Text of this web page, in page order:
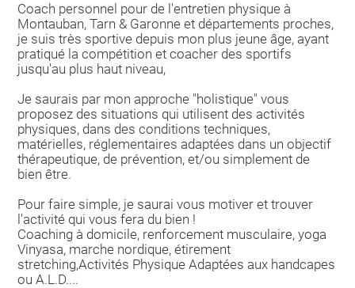
Coach personnel pour de l'entretien physique à
Montauban, Tarn & Garonne et départements proches,
je suis très sportive depuis mon plus jeune âge, ayant
pratiqué la compétition et coacher des sportifs
jusqu'au plus haut niveau,
Je saurais par mon approche "holistique" vous
proposez des situations qui utilisent des activités
physiques, dans des conditions techniques,
matérielles, réglementaires adaptées dans un objectif
thérapeutique, de prévention, et/ou simplement de
bien être.
Pour faire simple, je saurai vous motiver et trouver
l'activité qui vous fera du bien !
Coaching à domicile, renforcement musculaire, yoga
Vinyasa, marche nordique, étirement
stretching,Activités Physique Adaptées aux handcapes
ou A.L.D....